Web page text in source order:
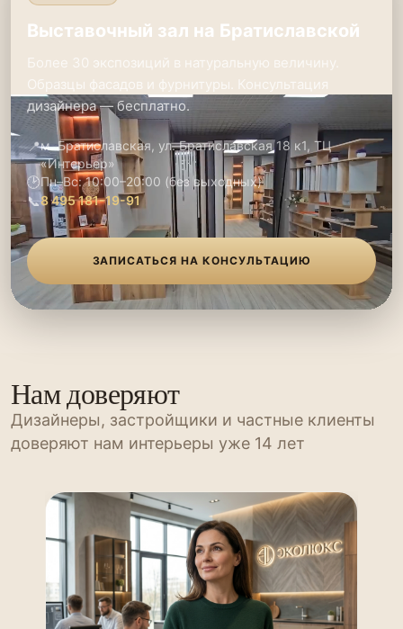
Выставочный зал на Братиславской
Более 30 экспозиций в натуральную величину.
Образцы фасадов и фурнитуры. Консультация
дизайнера — бесплатно.
📍м. Братиславская, ул. Братиславская 18 к1, ТЦ
«Интерьер»
🕑Пн–Вс: 10:00–20:00 (без выходных)
📞8 495 181-19-91
ЗАПИСАТЬСЯ НА КОНСУЛЬТАЦИЮ
Нам доверяют
Дизайнеры, застройщики и частные клиенты
доверяют нам интерьеры уже 14 лет